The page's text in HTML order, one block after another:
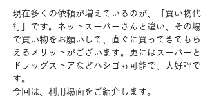
現在多くの依頼が増えているのが、「買い物代
行」です。ネットスーパーさんと違い、その場
で買い物をお願いして、直ぐに買ってきてもら
えるメリットがございます。更にはスーパーと
ドラッグストアなどハシゴも可能で、大好評で
す。
今回は、利用場面をご紹介します。